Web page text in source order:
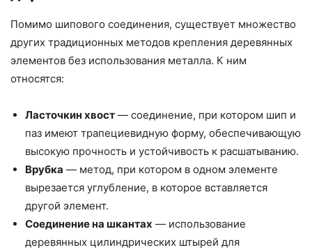
Помимо шипового соединения, существует множество
других традиционных методов крепления деревянных
элементов без использования металла. К ним
относятся:
Ласточкин хвост — соединение, при котором шип и
паз имеют трапециевидную форму, обеспечивающую
высокую прочность и устойчивость к расшатыванию.
Врубка — метод, при котором в одном элементе
вырезается углубление, в которое вставляется
другой элемент.
Соединение на шкантах — использование
деревянных цилиндрических штырей для